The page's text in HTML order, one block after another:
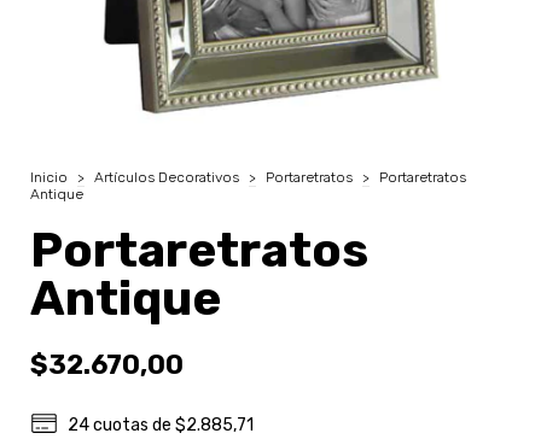
Inicio > Artículos Decorativos > Portaretratos >
Portaretratos
Antique
Portaretratos
Antique
$32.670,00
24cuotas de$2.885,71